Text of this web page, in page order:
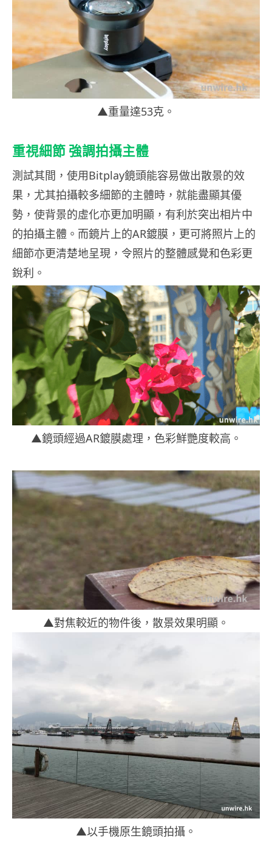
▲重量達53克。
重視細節 強調拍攝主體
測試其間，使用Bitplay鏡頭能容易做出散景的效
果，尤其拍攝較多細節的主體時，就能盡顯其優
勢，使背景的虛化亦更加明顯，有利於突出相片中
的拍攝主體。而鏡片上的AR鍍膜，更可將照片上的
細節亦更清楚地呈現，令照片的整體感覺和色彩更
銳利。
▲鏡頭經過AR鍍膜處理，色彩鮮艷度較高。
▲對焦較近的物件後，散景效果明顯。
▲以手機原生鏡頭拍攝。